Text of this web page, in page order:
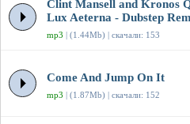
Clint Mansell and Kronos
Lux Aeterna - Dubstep
mp3 | (1.44Mb) | скачали: 153
Come And Jump On It
mp3 | (1.87Mb) | скачали: 152